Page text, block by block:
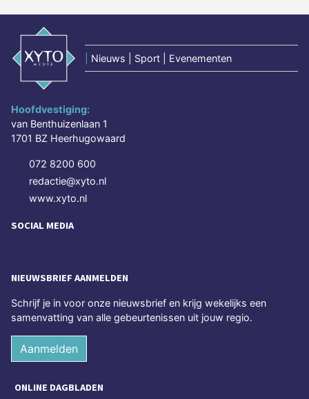
Nieuws | Sport | Evenementen
Hoofdvestiging:
van Benthuizenlaan 1
1701 BZ Heerhugowaard
072 8200 600
redactie@xyto.nl
www.xyto.nl
SOCIAL MEDIA
NIEUWSBRIEF AANMELDEN
Schrijf je in voor onze nieuwsbrief en krijg wekelijks een
samenvatting van alle gebeurtenissen uit jouw regio.
Aanmelden
ONLINE DAGBLADEN